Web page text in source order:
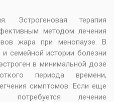
Эстрогеновая терапия
методом лечения
жара при менопаузе. В
семейной истории болезни
в минимальной дозе
периода времени,
симптомов. Если еще
потребуется лечение